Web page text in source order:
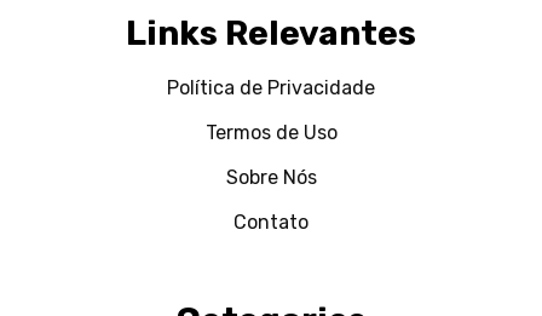
Links Relevantes
Política de Privacidade
Termos de Uso
Sobre Nós
Contato